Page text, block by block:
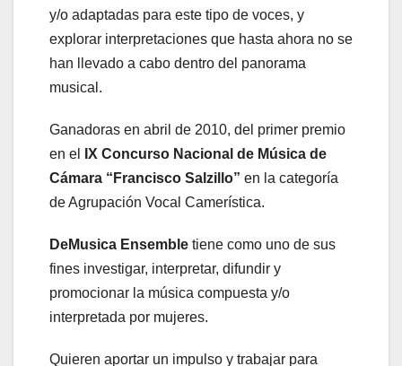
y/o adaptadas para este tipo de voces, y
explorar interpretaciones que hasta ahora no se
han llevado a cabo dentro del panorama
musical.
Ganadoras en abril de 2010, del primer premio
en el
IX Concurso Nacional de Música de
Cámara “Francisco Salzillo” en la categoría
de Agrupación Vocal Camerística.
DeMusica Ensemble tiene como uno de sus
fines investigar, interpretar, difundir y
promocionar la música compuesta y/o
interpretada por mujeres.
Quieren aportar un impulso y trabajar para